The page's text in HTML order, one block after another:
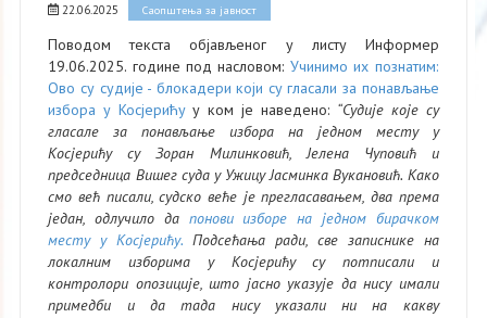
22.06.2025 Саопштења за јавност
Поводом текста објављеног у листу Информер
19.06.2025. године под насловом:Учинимо их познатим:
Ово су судије - блокадери који су гласали за понављање
избора у Косјерићуу ком је наведено: “Судије које су
гласале за понављање избора на једном месту у
Косјерићу су Зоран Милинковић, Јелена Чуповић и
председница Вишег суда у Ужицу Јасминка Вукановић. Како
смо већ писали, судско веће је прегласавањем, два према
један, одлучило да понови изборе на једном бирачком
месту у Косјерићу. Подсећања ради, све записнике на
локалним изборима у Косјерићу су потписали и
контролори опозиције, што јасно указује да нису имали
примедби и да тада нису указали ни на какву